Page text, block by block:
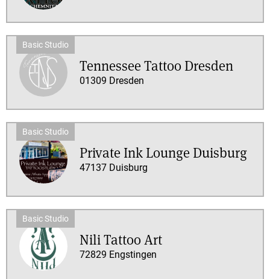
Tennessee Tattoo Dresden
01309 Dresden
Private Ink Lounge Duisburg
47137 Duisburg
Nili Tattoo Art
72829 Engstingen